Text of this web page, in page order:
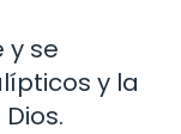
y se
y la